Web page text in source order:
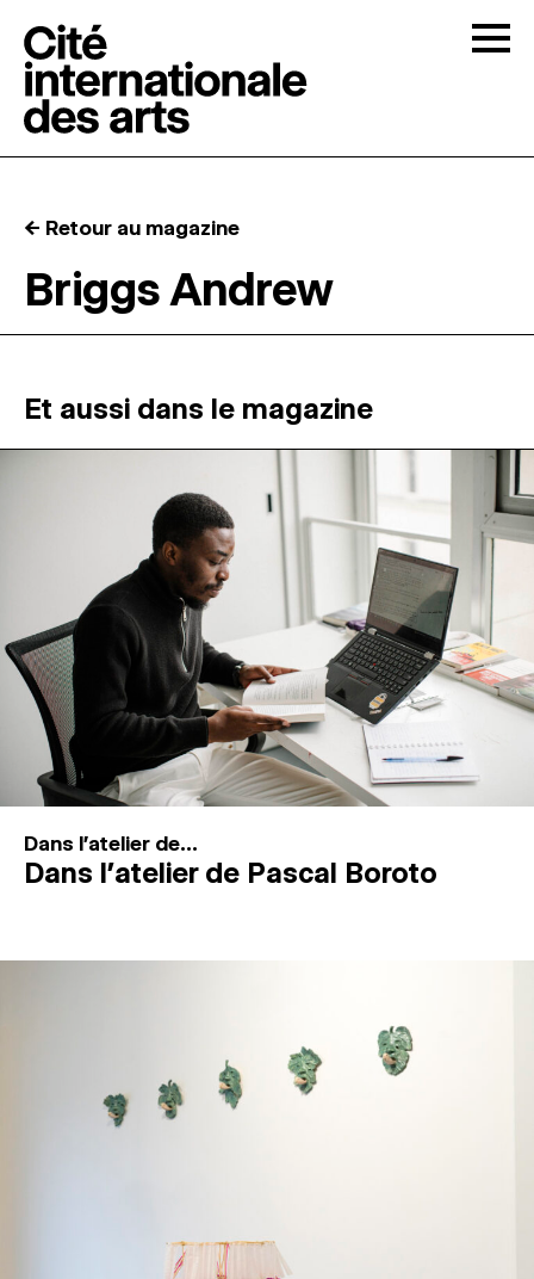
RÉSIDENCES ↓
ATELIERS OUVERTS
ESPACES DE PRATIQUE ARTISTIQUE ↓
Recherche
Connexion
↓
← Retour au magazine
Briggs Andrew
Et aussi dans le magazine
Dans l'atelier de...
Dans l’atelier de Pascal Boroto